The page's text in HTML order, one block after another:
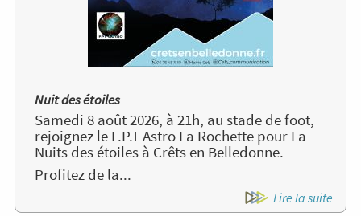
Nuit des étoiles
Samedi 8 août 2026, à 21h, au stade de foot,
rejoignez le F.P.T Astro La Rochette pour La
Nuits des étoiles à Crêts en Belledonne.
Profitez de la...
Lire la suite